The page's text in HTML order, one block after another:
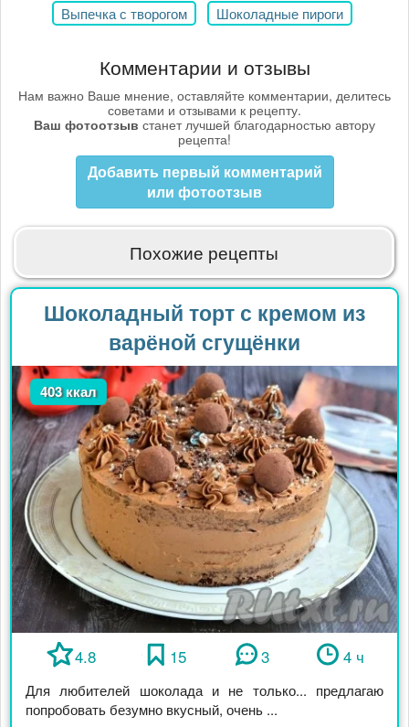
Выпечка с творогом Шоколадные пироги
Комментарии и отзывы
Нам важно Ваше мнение, оставляйте комментарии, делитесь
советами и отзывами к рецепту.
Ваш фотоотзыв станет лучшей благодарностью автору
рецепта!
Добавить первый комментарий
или фотоотзыв
Похожие рецепты
Шоколадный торт с кремом из
варёной сгущёнки
403 ккал
4.8 15 3 4 ч
Для любителей шоколада и не только... предлагаю
попробовать безумно вкусный, очень ...